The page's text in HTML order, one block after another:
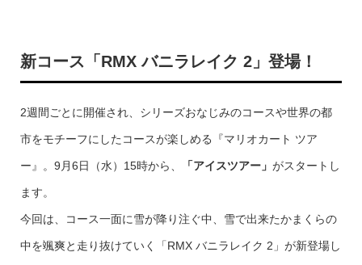
新コース「RMX バニラレイク 2」登場！
2週間ごとに開催され、シリーズおなじみのコースや世界の都
市をモチーフにしたコースが楽しめる『マリオカート ツア
ー』。9月6日（水）15時から、 「アイスツアー」 がスタートし
ます。
今回は、コース一面に雪が降り注ぐ中、雪で出来たかまくらの
中を颯爽と走り抜けていく「RMX バニラレイク 2」が新登場し